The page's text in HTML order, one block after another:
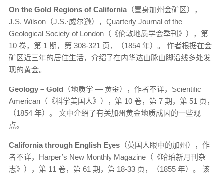
On the Gold Regions of California （置身加州金矿区），
J.S. Wilson（J.S.·威尔逊），Quarterly Journal of the
Geological Society of London（《伦敦地质学会季刊》），第
10 卷，第 1 期，第 308-321 页，（1854 年）。 作者根据在金
矿区近三年的居住生活，介绍了在内华达山脉山脚沿线多处发
现的黄金。
Geology – Gold （地质学 — 黄金），作者不详，Scientific
American（《科学美国人》），第 10 卷，第 7 期，第 51 页，
（1854 年）。 文中介绍了有关加州黄金地质成因的一些观
点。
California through English Eyes （英国人眼中的加州），作
者不详，Harper’s New Monthly Magazine（《哈珀新月刊杂
志》），第 11 卷，第 61 期，第 18-33 页，（1855 年）。 该